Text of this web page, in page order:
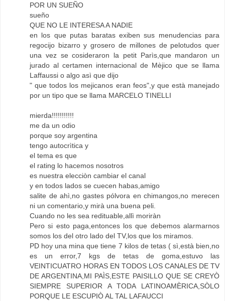
POR UN SUEÑO
sueño
QUE NO LE INTERESA A NADIE
en los que putas baratas exiben sus menudencias para
regocijo bizarro y grosero de millones de pelotudos quer
una vez se cosideraron la petit Parìs,que mandaron un
jurado al certamen internacional de Mèjico que se llama
Laffaussi o algo asì que dijo
" que todos los mejicanos eran feos",y que està manejado
por un tipo que se llama MARCELO TINELLI
mierda!!!!!!!!!!!
me da un odio
porque soy argentina
tengo autocrìtica y
el tema es que
el rating lo hacemos nosotros
es nuestra elecciòn cambiar el canal
y en todos lados se cuecen habas,amigo
salite de ahì,no gastes pólvora en chimangos,no merecen
ni un comentario,y mirà una buena peli.
Cuando no les sea redituable,allì moriràn
Pero si esto paga,entonces los que debemos alarmarnos
somos los del otro lado del TV,los que los miramos.
PD hoy una mina que tiene 7 kilos de tetas ( sì,està bien,no
es un error,7 kgs de tetas de goma,estuvo las
VEINTICUATRO HORAS EN TODOS LOS CANALES DE TV
DE ARGENTINA,MI PAÌS,ESTE PAISILLO QUE SE CREYÒ
SIEMPRE SUPERIOR A TODA LATINOAMÈRICA,SÒLO
PORQUE LE ESCUPIÒ AL TAL LAFAUCCI